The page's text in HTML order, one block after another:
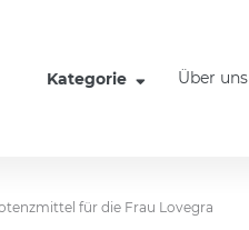
Kategorie Über uns
für die Frau Lovegra